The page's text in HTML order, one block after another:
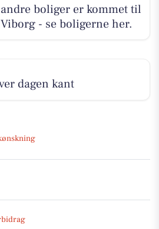
boliger er kommet til
- se boligerne her.
dagen kant